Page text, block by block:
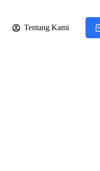
Tentang Kami